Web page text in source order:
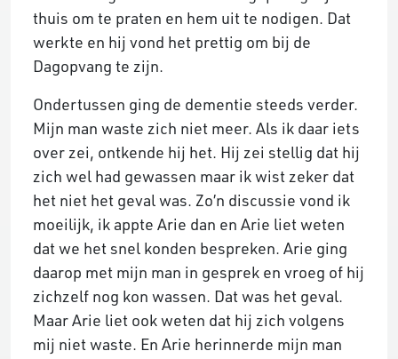
thuis om te praten en hem uit te nodigen. Dat
werkte en hij vond het prettig om bij de
Dagopvang te zijn.
Ondertussen ging de dementie steeds verder.
Mijn man waste zich niet meer. Als ik daar iets
over zei, ontkende hij het. Hij zei stellig dat hij
zich wel had gewassen maar ik wist zeker dat
het niet het geval was. Zo’n discussie vond ik
moeilijk, ik appte Arie dan en Arie liet weten
dat we het snel konden bespreken. Arie ging
daarop met mijn man in gesprek en vroeg of hij
zichzelf nog kon wassen. Dat was het geval.
Maar Arie liet ook weten dat hij zich volgens
mij niet waste. En Arie herinnerde mijn man